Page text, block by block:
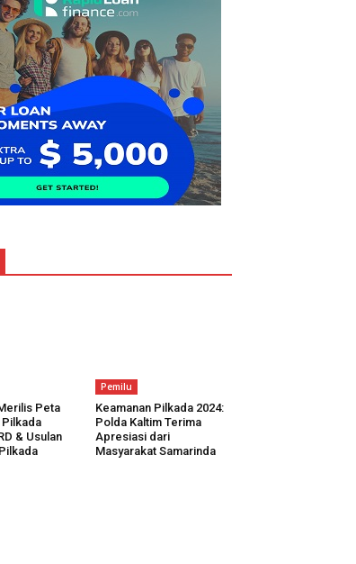
Peta
Pilkada
& Usulan
Pemilu
Keamanan Pilkada 2024:
Polda Kaltim Terima
Apresiasi dari
Masyarakat Samarinda